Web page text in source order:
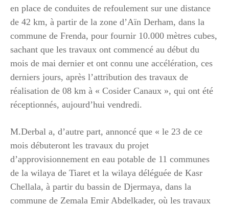
en place de conduites de refoulement sur une distance
de 42 km, à partir de la zone d’Aïn Derham, dans la
commune de Frenda, pour fournir 10.000 mètres cubes,
sachant que les travaux ont commencé au début du
mois de mai dernier et ont connu une accélération, ces
derniers jours, après l’attribution des travaux de
réalisation de 08 km à « Cosider Canaux », qui ont été
réceptionnés, aujourd’hui vendredi.
M.Derbal a, d’autre part, annoncé que « le 23 de ce
mois débuteront les travaux du projet
d’approvisionnement en eau potable de 11 communes
de la wilaya de Tiaret et la wilaya déléguée de Kasr
Chellala, à partir du bassin de Djermaya, dans la
commune de Zemala Emir Abdelkader, où les travaux